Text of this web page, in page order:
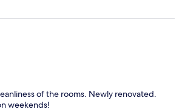
of the rooms. Newly renovated.
weekends!